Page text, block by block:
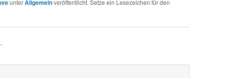
unterAllgemeinveröffentlicht. Setze ein Lesezeichen für den
“